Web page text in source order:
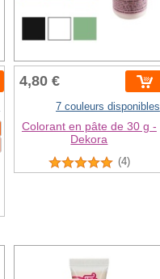
4,80 €
7 couleurs disponibles
Colorant en pâte de 30 g -
Dekora
(4)